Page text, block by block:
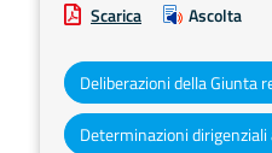
Scarica
Ascolta
Deliberazioni della Giunta